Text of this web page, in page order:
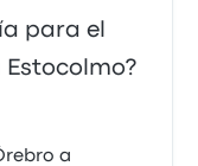
para el
a